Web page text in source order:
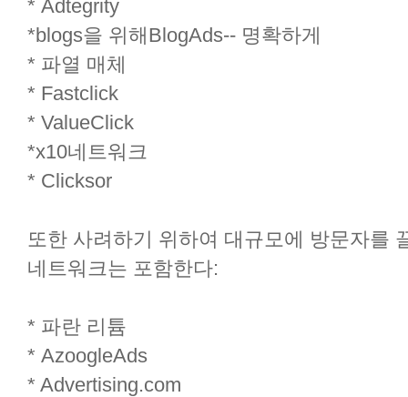
* Adtegrity
*blogs을 위해BlogAds-- 명확하게
* 파열 매체
* Fastclick
* ValueClick
*x10네트워크
* Clicksor
또한 사려하기 위하여 대규모에 방문자를
네트워크는 포함한다:
* 파란 리튬
* AzoogleAds
* Advertising.com